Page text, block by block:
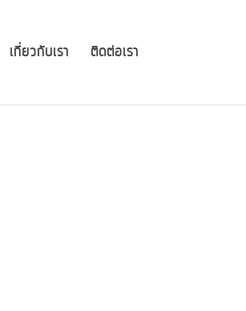
เกี่ยวกับเรา ติดต่อเรา